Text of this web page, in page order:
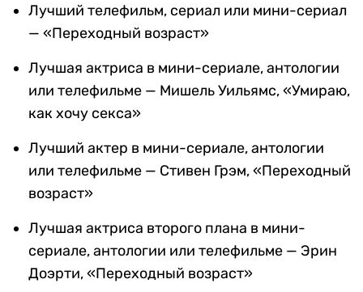
Лучший телефильм, сериал или мини-сериал
— «Переходный возраст»
Лучшая актриса в мини-сериале, антологии
или телефильме — Мишель Уильямс, «Умираю,
как хочу секса»
Лучший актер в мини-сериале, антологии
или телефильме — Стивен Грэм, «Переходный
возраст»
Лучшая актриса второго плана в мини-
сериале, антологии или телефильме — Эрин
Доэрти, «Переходный возраст»